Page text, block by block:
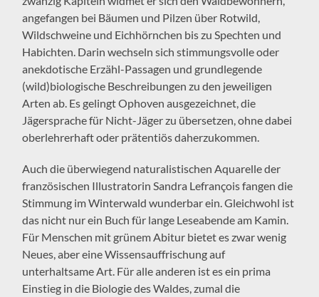
angefangen bei Bäumen und Pilzen über Rotwild,
Wildschweine und Eichhörnchen bis zu Spechten und
Habichten. Darin wechseln sich stimmungsvolle oder
anekdotische Erzähl-Passagen und grundlegende
(wild)biologische Beschreibungen zu den jeweiligen
Arten ab. Es gelingt Ophoven ausgezeichnet, die
Jägersprache für Nicht-Jäger zu übersetzen, ohne dabei
oberlehrerhaft oder prätentiös daherzukommen.
Auch die überwiegend naturalistischen Aquarelle der
französischen Illustratorin Sandra Lefrançois fangen die
Stimmung im Winterwald wunderbar ein. Gleichwohl ist
das nicht nur ein Buch für lange Leseabende am Kamin.
Für Menschen mit grünem Abitur bietet es zwar wenig
Neues, aber eine Wissensauffrischung auf
unterhaltsame Art. Für alle anderen ist es ein prima
Einstieg in die Biologie des Waldes, zumal die